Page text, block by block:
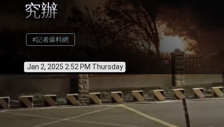
究辦
#記者爆料網
Jan 2, 2025 2:52 PM Thursday